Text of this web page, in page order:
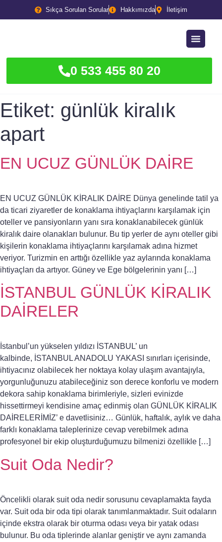
Sıkça Sorulan Sorular Hakkımızda İletişim
0 533 455 80 20
Etiket: günlük kiralık
apart
EN UCUZ GÜNLÜK DAİRE
EN UCUZ GÜNLÜK KİRALIK DAİRE Dünya genelinde tatil ya
da ticari ziyaretler de konaklama ihtiyaçlarını karşılamak için
oteller ve pansiyonların yanı sıra konaklanabilecek günlük
kiralık daire olanakları bulunur. Bu tip yerler de aynı oteller gibi
kişilerin konaklama ihtiyaçlarını karşılamak adına hizmet
veriyor. Turizmin en arttığı özellikle yaz aylarında konaklama
ihtiyaçları da artıyor. Güney ve Ege bölgelerinin yanı […]
İSTANBUL GÜNLÜK KİRALIK
DAİRELER
İstanbul’un yükselen yıldızı İSTANBUL’ un
kalbinde, İSTANBUL ANADOLU YAKASI sınırları içerisinde,
ihtiyacınız olabilecek her noktaya kolay ulaşım avantajıyla,
yorgunluğunuzu atabileceğiniz son derece konforlu ve modern
dekora sahip konaklama birimleriyle, sizleri evinizde
hissettirmeyi kendisine amaç edinmiş olan GÜNLÜK KİRALIK
DAİRELERİMİZ’ e davetlisiniz… Günlük, haftalık, aylık ve daha
farklı konaklama taleplerinize cevap verebilmek adına
profesyonel bir ekip oluşturduğumuzu bilmenizi özellikle […]
Suit Oda Nedir?
Öncelikli olarak suit oda nedir sorusunu cevaplamakta fayda
var. Suit oda bir oda tipi olarak tanımlanmaktadır. Suit odaların
içinde ekstra olarak bir oturma odası veya bir yatak odası
bulunur. Bu oda tiplerinde alanlar geniştir ve aynı zamanda